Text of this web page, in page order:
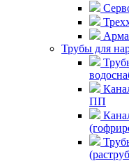
Трубы для
ПП